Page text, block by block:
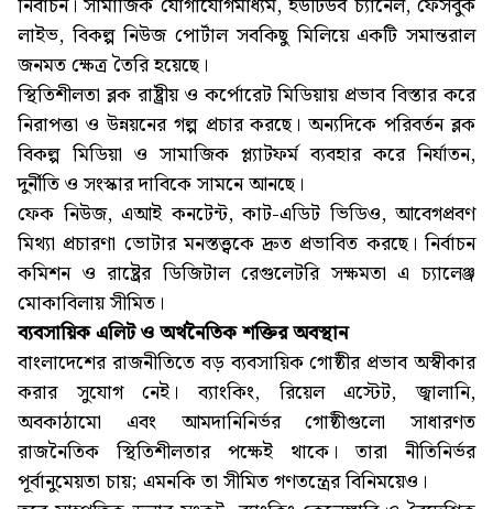
নির্বাচন। সামাজিক যোগাযোগমাধ্যম, ইউটিউব চ্যানেল, ফেসবুক
লাইভ, বিকল্প নিউজ পোর্টাল সবকিছু মিলিয়ে একটি সমান্তরাল
জনমত ক্ষেত্র তৈরি হয়েছে।
স্থিতিশীলতা ব্লক রাষ্ট্রীয় ও কর্পোরেট মিডিয়ায় প্রভাব বিস্তার করে
নিরাপত্তা ও উন্নয়নের গল্প প্রচার করছে। অন্যদিকে পরিবর্তন ব্লক
বিকল্প মিডিয়া ও সামাজিক প্ল্যাটফর্ম ব্যবহার করে নির্যাতন,
দুর্নীতি ও সংস্কার দাবিকে সামনে আনছে।
ফেক নিউজ, এআই কনটেন্ট, কাট-এডিট ভিডিও, আবেগপ্রবণ
মিথ্যা প্রচারণা ভোটার মনস্তত্ত্বকে দ্রুত প্রভাবিত করছে। নির্বাচন
কমিশন ও রাষ্ট্রের ডিজিটাল রেগুলেটরি সক্ষমতা এ চ্যালেঞ্জ
মোকাবিলায় সীমিত।
ব্যবসায়িক এলিট ও অর্থনৈতিক শক্তির অবস্থান
বাংলাদেশের রাজনীতিতে বড় ব্যবসায়িক গোষ্ঠীর প্রভাব অস্বীকার
করার সুযোগ নেই। ব্যাংকিং, রিয়েল এস্টেট, জ্বালানি,
অবকাঠামো এবং আমদানিনির্ভর গোষ্ঠীগুলো সাধারণত
রাজনৈতিক স্থিতিশীলতার পক্ষেই থাকে। তারা নীতিনির্ভর
পূর্বানুমেয়তা চায়; এমনকি তা সীমিত গণতন্ত্রের বিনিময়েও।